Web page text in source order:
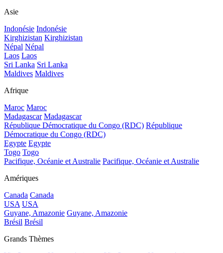
Asie
Indonésie Indonésie
Kirghizistan Kirghizistan
Népal Népal
Laos Laos
Sri Lanka Sri Lanka
Maldives Maldives
Afrique
Maroc Maroc
Madagascar Madagascar
République Démocratique du Congo (RDC) République
Démocratique du Congo (RDC)
Egypte Egypte
Togo Togo
Pacifique, Océanie et Australie Pacifique, Océanie et Australie
Amériques
Canada Canada
USA USA
Guyane, Amazonie Guyane, Amazonie
Brésil Brésil
Grands Thèmes